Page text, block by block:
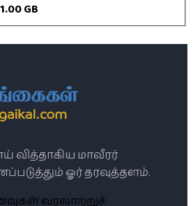
1.00 GB
வித்தாகிய மாவீரர்
ஓர் தரவுத்தளம்.
வரலாற்றுச்